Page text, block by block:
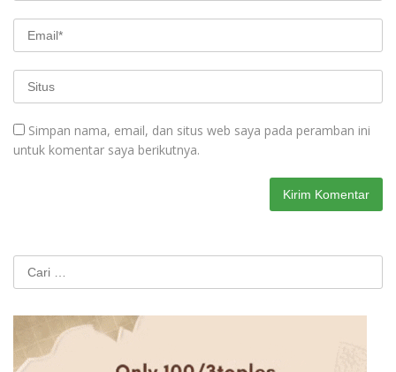
Simpan nama, email, dan situs web saya pada peramban ini
untuk komentar saya berikutnya.
Cari
untuk: